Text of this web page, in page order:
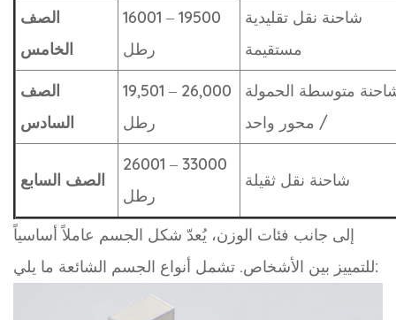
الصف
الخامس
16001 – 19500
رطل
شاحنة نقل تقليدية
مستقيمة
الصف
السادس
19,501 – 26,000
رطل
متوسطة الحمولة
/ محور واحد
الصف السابع
26001 – 33000
رطل
شاحنة نقل ثقيلة
إلى جانب فئات الوزن، يُعدّ شكل الجسم عاملاً أساسياً
للتمييز بين الأشخاص. تشمل أنواع الجسم الشائعة ما يلي: